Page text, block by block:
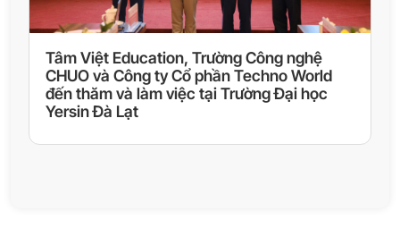
Tâm Việt Education, Trường Công nghệ
CHUO và Công ty Cổ phần Techno World
đến thăm và làm việc tại Trường Đại học
Yersin Đà Lạt